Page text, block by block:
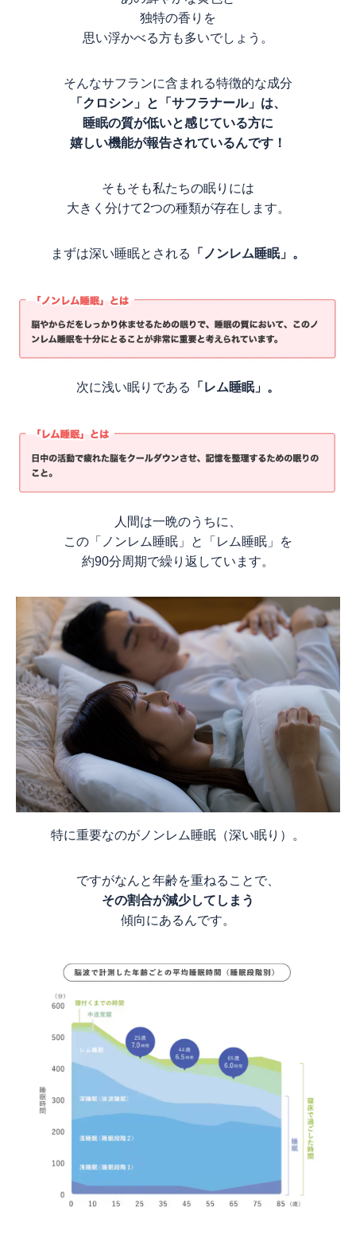
独特の香りを
思い浮かべる方も多いでしょう。
そんなサフランに含まれる特徴的な成分
「クロシン」と「サフラナール」は、
睡眠の質が低いと感じている方に
嬉しい機能が報告されているんです！
そもそも私たちの眠りには
大きく分けて2つの種類が存在します。
まずは深い睡眠とされる 「ノンレム睡眠」。
次に浅い眠りである 「レム睡眠」。
人間は一晩のうちに、
この「ノンレム睡眠」と「レム睡眠」を
約90分周期で繰り返しています。
特に重要なのがノンレム睡眠（深い眠り）。
ですがなんと年齢を重ねることで、
その割合が減少してしまう
傾向にあるんです。